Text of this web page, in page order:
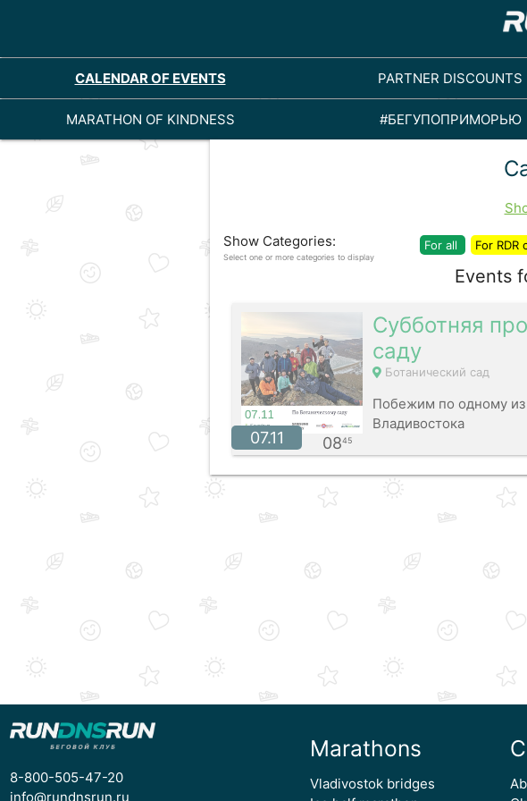
CALENDAR OF EVENTS PARTNER DISCOUNTS
MARATHON OF KINDNESS #БЕГУПОПРИМОРЬЮ
Show Categories:
Select one or more categories to display
For all For RDR
Events
07.11 0845
Субботняя
саду
Ботанический сад
Побежим по одному
Владивостока
8-800-505-47-20
info@rundnsrun.ru
Marathons
Vladivostok bridges